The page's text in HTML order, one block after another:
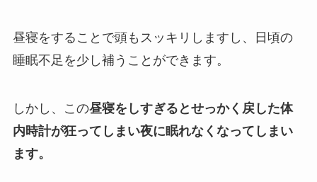
昼寝をすることで頭もスッキリしますし、日頃の
睡眠不足を少し補うことができます。
しかし、この昼寝をしすぎるとせっかく戻した体
内時計が狂ってしまい夜に眠れなくなってしまい
ます。